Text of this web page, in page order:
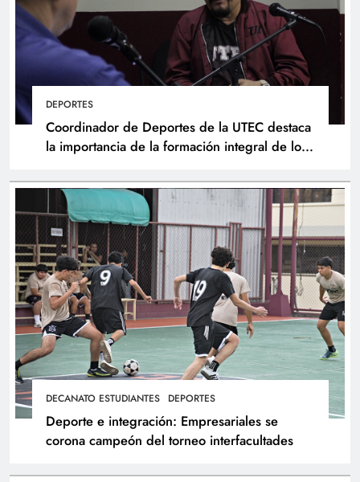
DEPORTES
Coordinador de Deportes de la UTEC destaca
la importancia de la formación integral de los
DECANATO ESTUDIANTES DEPORTES
Deporte e integración: Empresariales se
corona campeón del torneo interfacultades